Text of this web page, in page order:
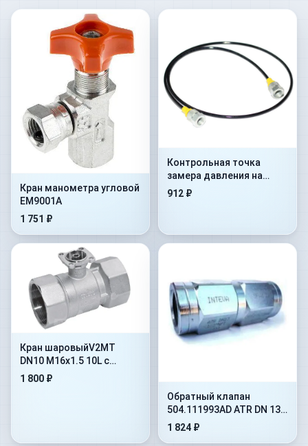
Кран манометра угловой
EM9001A
1 751 ₽
Контрольная точка
замера давления на
гибком шланге Flex.
912 ₽
Кран шаровыйV2MT
DN10 M16x1.5 10L с
отверстиями под
1 800 ₽
Обратный клапан
504.111993AD ATR DN 13
на 10 бар
1 824 ₽